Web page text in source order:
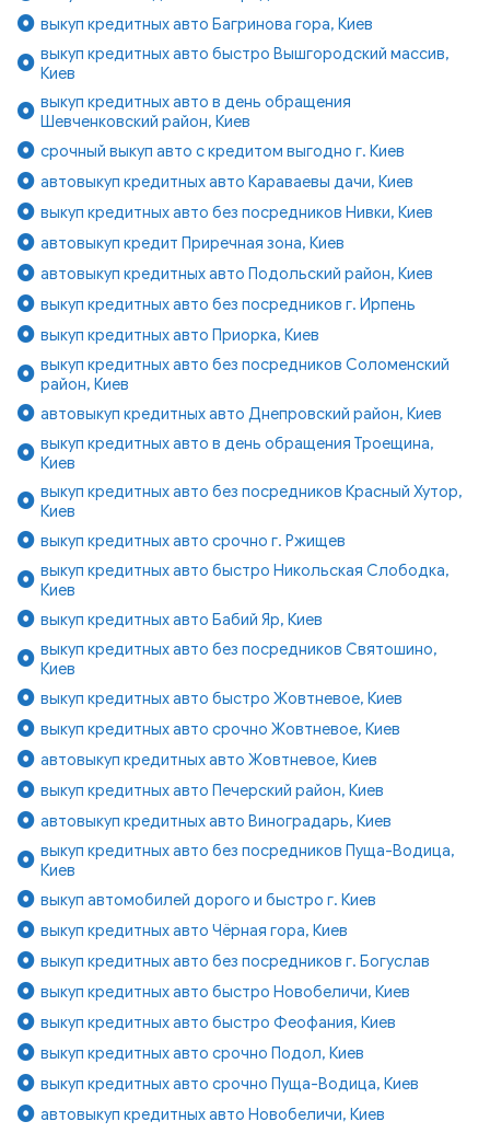
выкуп кредитных авто Багринова гора, Киев
выкуп кредитных авто быстро Вышгородский массив,
Киев
выкуп кредитных авто в день обращения
Шевченковский район, Киев
срочный выкуп авто с кредитом выгодно г. Киев
автовыкуп кредитных авто Караваевы дачи, Киев
выкуп кредитных авто без посредников Нивки, Киев
автовыкуп кредит Приречная зона, Киев
автовыкуп кредитных авто Подольский район, Киев
выкуп кредитных авто без посредников г. Ирпень
выкуп кредитных авто Приорка, Киев
выкуп кредитных авто без посредников Соломенский
район, Киев
автовыкуп кредитных авто Днепровский район, Киев
выкуп кредитных авто в день обращения Троещина,
Киев
выкуп кредитных авто без посредников Красный Хутор,
Киев
выкуп кредитных авто срочно г. Ржищев
выкуп кредитных авто быстро Никольская Слободка,
Киев
выкуп кредитных авто Бабий Яр, Киев
выкуп кредитных авто без посредников Святошино,
Киев
выкуп кредитных авто быстро Жовтневое, Киев
выкуп кредитных авто срочно Жовтневое, Киев
автовыкуп кредитных авто Жовтневое, Киев
выкуп кредитных авто Печерский район, Киев
автовыкуп кредитных авто Виноградарь, Киев
выкуп кредитных авто без посредников Пуща-Водица,
Киев
выкуп автомобилей дорого и быстро г. Киев
выкуп кредитных авто Чёрная гора, Киев
выкуп кредитных авто без посредников г. Богуслав
выкуп кредитных авто быстро Новобеличи, Киев
выкуп кредитных авто быстро Феофания, Киев
выкуп кредитных авто срочно Подол, Киев
выкуп кредитных авто срочно Пуща-Водица, Киев
автовыкуп кредитных авто Новобеличи, Киев